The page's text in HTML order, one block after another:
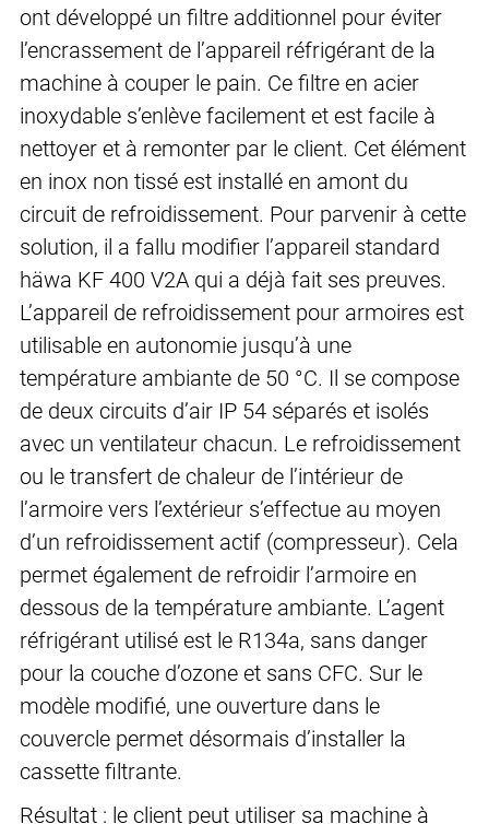
ont développé un filtre additionnel pour éviter
l’encrassement de l’appareil réfrigérant de la
machine à couper le pain. Ce filtre en acier
inoxydable s’enlève facilement et est facile à
nettoyer et à remonter par le client. Cet élément
en inox non tissé est installé en amont du
circuit de refroidissement. Pour parvenir à cette
solution, il a fallu modifier l’appareil standard
häwa KF 400 V2A qui a déjà fait ses preuves.
L’appareil de refroidissement pour armoires est
utilisable en autonomie jusqu’à une
température ambiante de 50 °C. Il se compose
de deux circuits d’air IP 54 séparés et isolés
avec un ventilateur chacun. Le refroidissement
ou le transfert de chaleur de l’intérieur de
l’armoire vers l’extérieur s’effectue au moyen
d’un refroidissement actif (compresseur). Cela
permet également de refroidir l’armoire en
dessous de la température ambiante. L’agent
réfrigérant utilisé est le R134a, sans danger
pour la couche d’ozone et sans CFC. Sur le
modèle modifié, une ouverture dans le
couvercle permet désormais d’installer la
cassette filtrante.
Résultat : le client peut utiliser sa machine à